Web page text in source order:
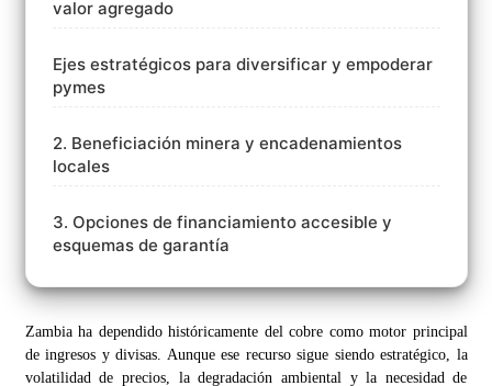
valor agregado
Ejes estratégicos para diversificar y empoderar
pymes
2. Beneficiación minera y encadenamientos
locales
3. Opciones de financiamiento accesible y
esquemas de garantía
Zambia ha dependido históricamente del cobre como motor principal
de ingresos y divisas. Aunque ese recurso sigue siendo estratégico, la
volatilidad de precios, la degradación ambiental y la necesidad de